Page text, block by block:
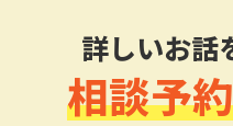
詳しいお話
相談予約